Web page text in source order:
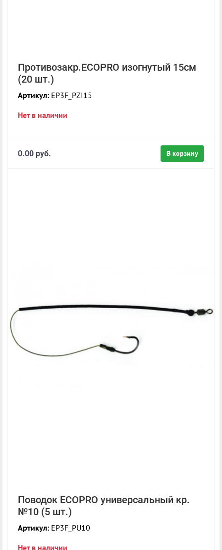
Противозакр.ECOPRO изогнутый 15см
(20 шт.)
Артикул: EP3F_PZI15
Нет в наличии
В корзину
0.00 руб.
Поводок ECOPRO универсальный кр.
№10 (5 шт.)
Артикул: EP3F_PU10
Нет в наличии